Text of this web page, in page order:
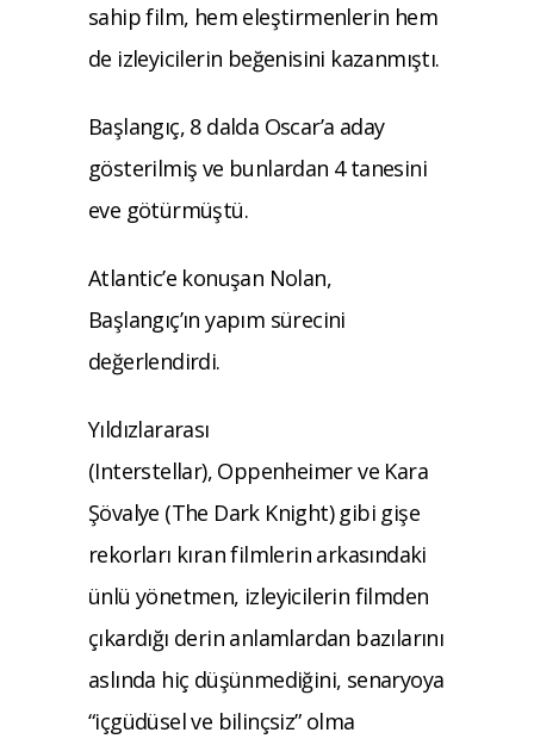
sahip film, hem eleştirmenlerin hem
de izleyicilerin beğenisini kazanmıştı.
Başlangıç, 8 dalda Oscar’a aday
gösterilmiş ve bunlardan 4 tanesini
eve götürmüştü.
Atlantic’e konuşan Nolan,
Başlangıç’ın yapım sürecini
değerlendirdi.
Yıldızlararası
(Interstellar), Oppenheimer ve Kara
Şövalye (The Dark Knight) gibi gişe
rekorları kıran filmlerin arkasındaki
ünlü yönetmen, izleyicilerin filmden
çıkardığı derin anlamlardan bazılarını
aslında hiç düşünmediğini, senaryoya
“içgüdüsel ve bilinçsiz” olma